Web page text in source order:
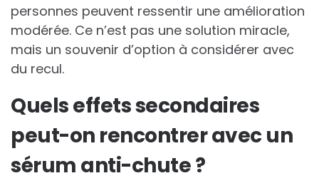
personnes peuvent ressentir une amélioration
modérée. Ce n’est pas une solution miracle,
mais un souvenir d’option à considérer avec
du recul.
Quels effets secondaires
peut-on rencontrer avec un
sérum anti-chute ?